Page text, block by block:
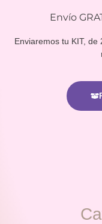
Envío
Enviaremos tu KIT,